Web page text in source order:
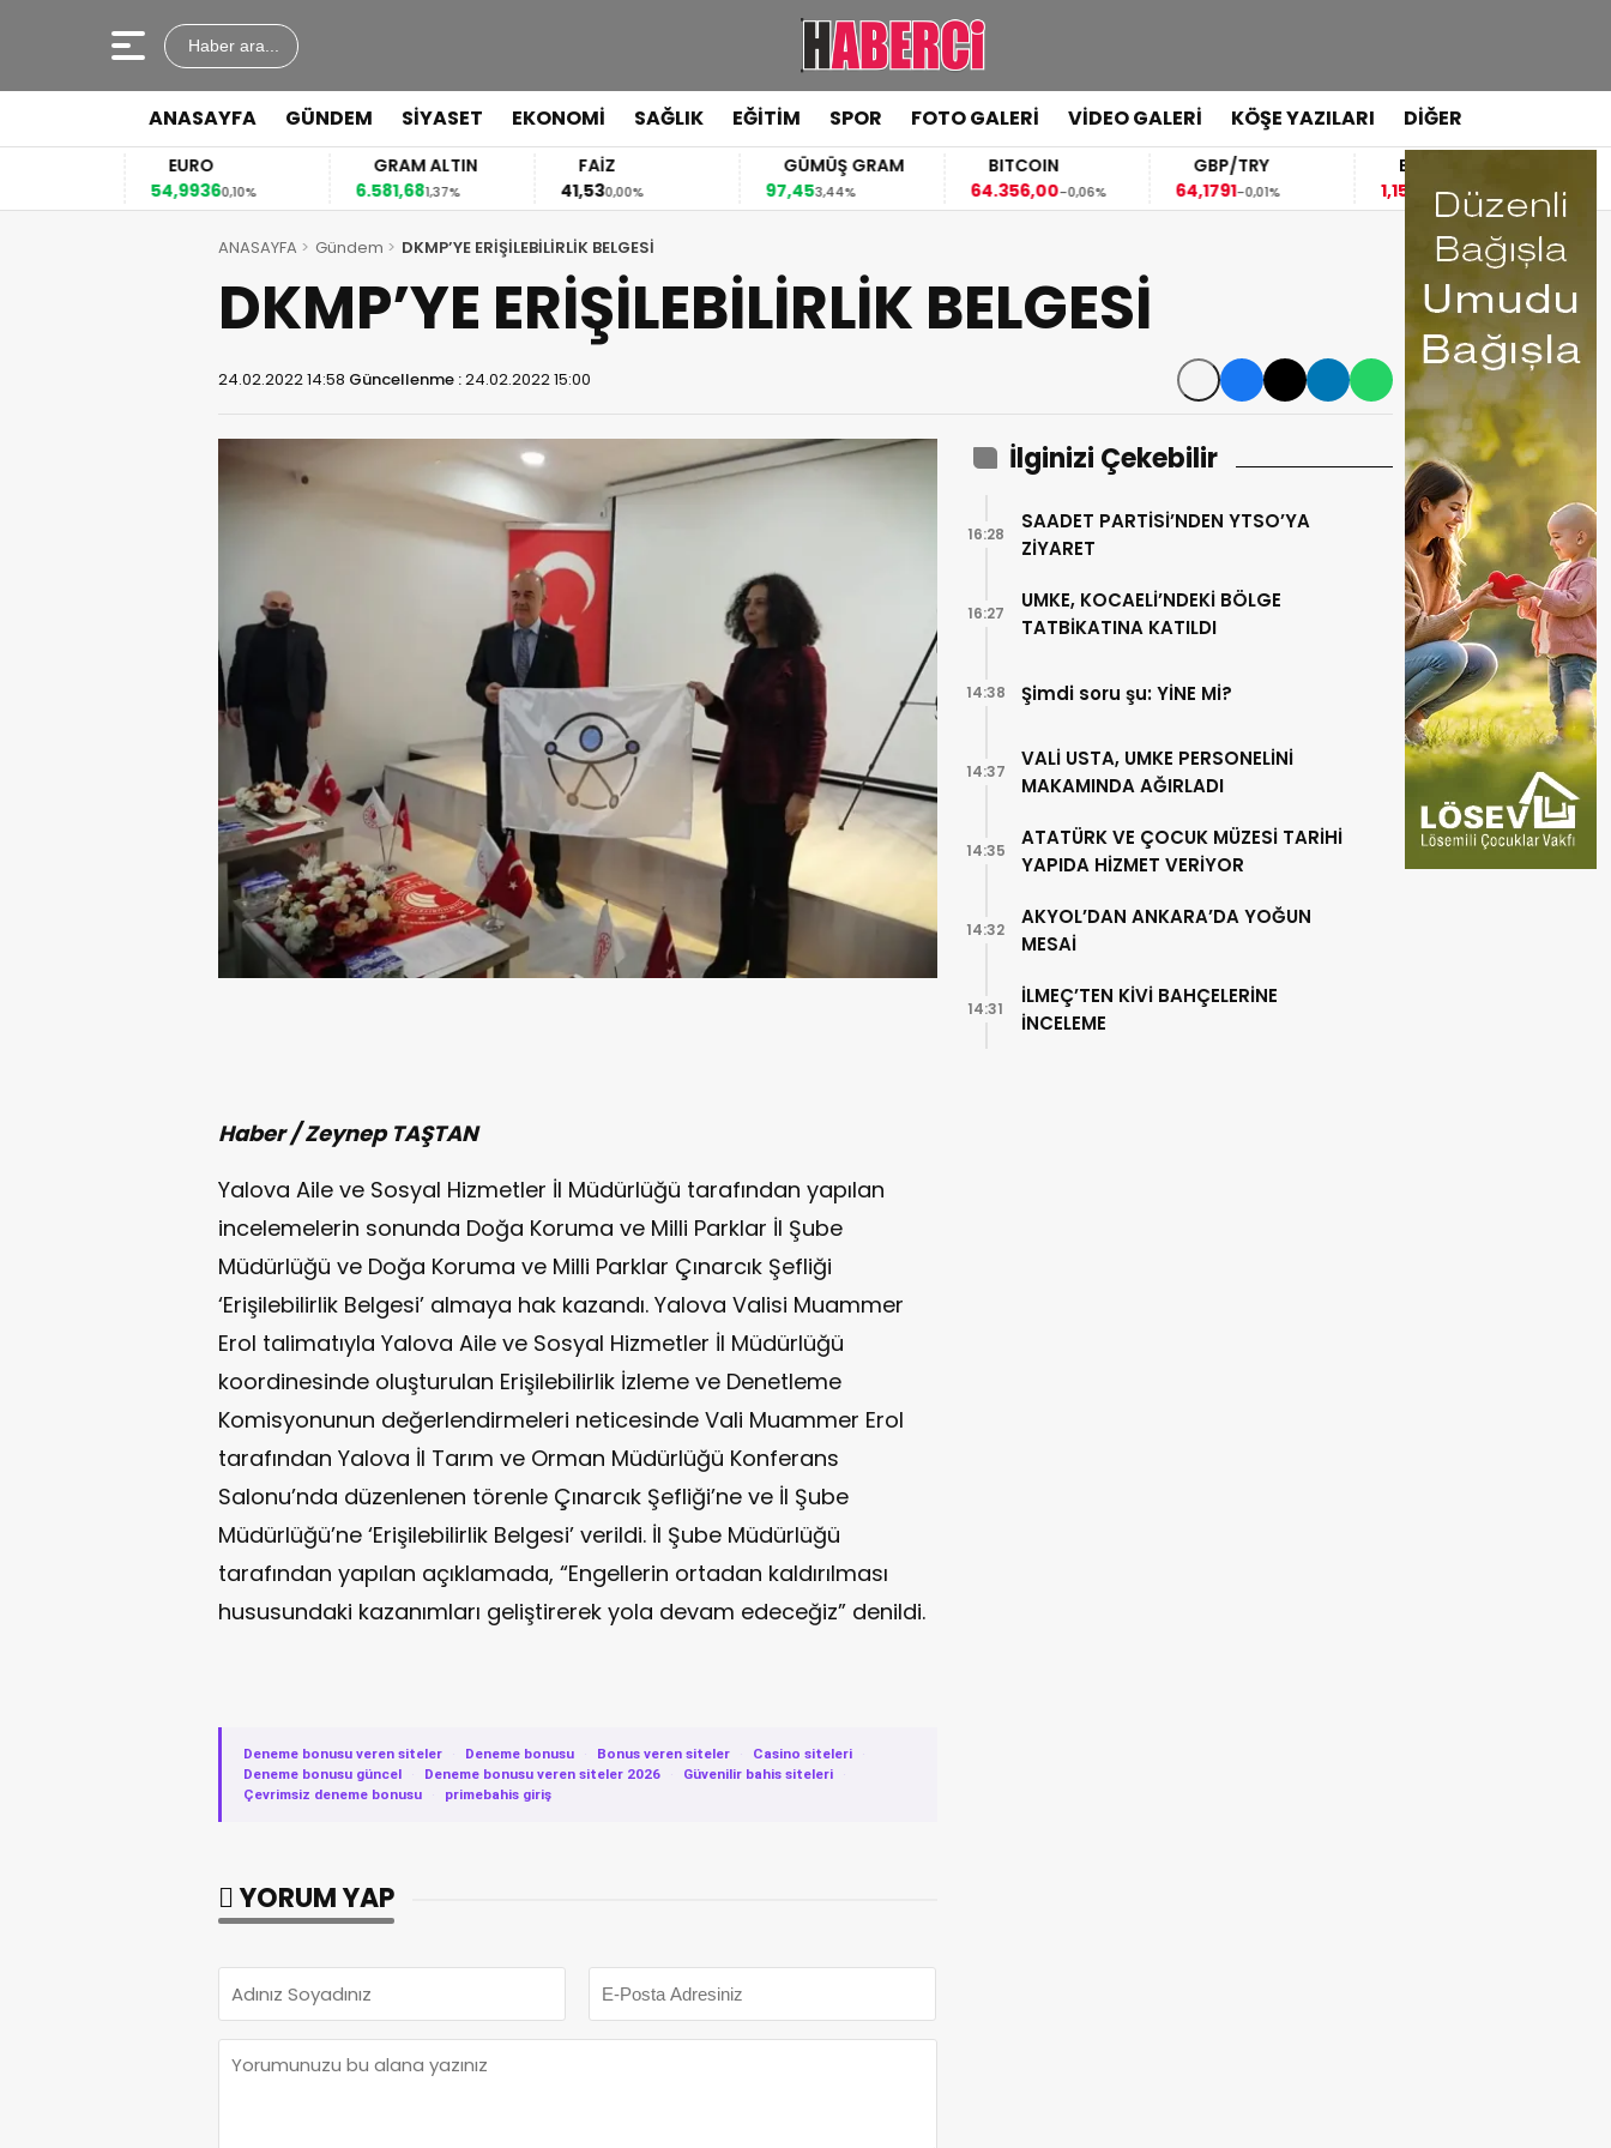
Haber ara...
ANASAYFA GÜNDEM SİYASET EKONOMİ SAĞLIK EĞİTİM SPOR FOTO GALERİ VİDEO GALERİ KÖŞE YAZILARI DİĞER
EURO
54,99360,10%
GRAM ALTIN
6.581,681,37%
41,530,00%
GÜMÜŞ GRAM
97,453,44%
BITCOIN
64.356,00-0,06%
GBP/TRY
64,1791-0,01%
EUR/USD
1,1523-0,02%
83,35
ANASAYFA Gündem DKMP’YE ERİŞİLEBİLİRLİK BELGESİ
DKMP’YE ERİŞİLEBİLİRLİK BELGESİ
24.02.2022 14:58 Güncellenme :24.02.2022 15:00
Haber / Zeynep TAŞTAN
Yalova Aile ve Sosyal Hizmetler İl Müdürlüğü tarafından yapılan
incelemelerin sonunda Doğa Koruma ve Milli Parklar İl Şube
Müdürlüğü ve Doğa Koruma ve Milli Parklar Çınarcık Şefliği
‘Erişilebilirlik Belgesi’ almaya hak kazandı. Yalova Valisi Muammer
Erol talimatıyla Yalova Aile ve Sosyal Hizmetler İl Müdürlüğü
koordinesinde oluşturulan Erişilebilirlik İzleme ve Denetleme
Komisyonunun değerlendirmeleri neticesinde Vali Muammer Erol
tarafından Yalova İl Tarım ve Orman Müdürlüğü Konferans
Salonu’nda düzenlenen törenle Çınarcık Şefliği’ne ve İl Şube
Müdürlüğü’ne ‘Erişilebilirlik Belgesi’ verildi. İl Şube Müdürlüğü
tarafından yapılan açıklamada, “Engellerin ortadan kaldırılması
hususundaki kazanımları geliştirerek yola devam edeceğiz” denildi.
Deneme bonusu veren siteler · Deneme bonusu · Bonus veren siteler · Casino siteleri
·
Deneme bonusu güncel
· Deneme bonusu veren siteler 2026 · Güvenilir bahis siteleri
·
Çevrimsiz deneme bonusu
· primebahis giriş
YORUM YAP
İlginizi Çekebilir
SAADET PARTİSİ’NDEN YTSO’YA
ZİYARET
16:28
UMKE, KOCAELİ’NDEKİ BÖLGE
TATBİKATINA KATILDI
16:27
Şimdi soru şu: YİNE Mİ?
14:38
VALİ USTA, UMKE PERSONELİNİ
MAKAMINDA AĞIRLADI
14:37
ATATÜRK VE ÇOCUK MÜZESİ TARİHİ
YAPIDA HİZMET VERİYOR
14:35
AKYOL’DAN ANKARA’DA YOĞUN
MESAİ
14:32
İLMEÇ’TEN KİVİ BAHÇELERİNE
İNCELEME
14:31